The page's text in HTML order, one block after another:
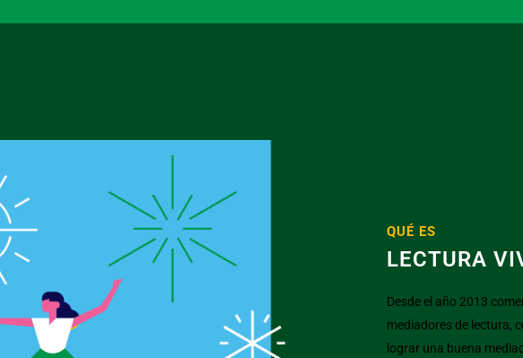
QUÉ ES
LECTURA
Desde el año 2013
mediadores de lectura,
lograr una buena